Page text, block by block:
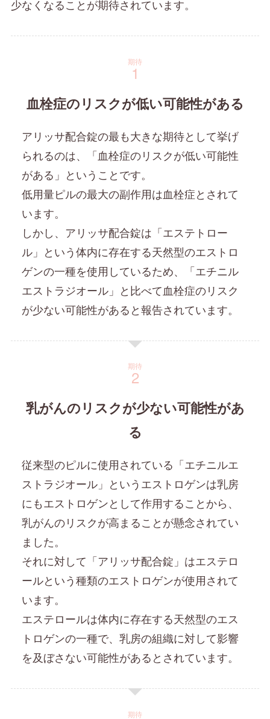
少なくなることが期待されています。
期待
血栓症のリスクが低い可能性がある
アリッサ配合錠の最も大きな期待として挙げ
られるのは、「血栓症のリスクが低い可能性
がある」ということです。
低用量ピルの最大の副作用は血栓症とされて
います。
しかし、アリッサ配合錠は「エステトロー
ル」という体内に存在する天然型のエストロ
ゲンの一種を使用しているため、「エチニル
エストラジオール」と比べて血栓症のリスク
が少ない可能性があると報告されています。
期待
乳がんのリスクが少ない可能性があ
る
従来型のピルに使用されている「エチニルエ
ストラジオール」というエストロゲンは乳房
にもエストロゲンとして作用することから、
乳がんのリスクが高まることが懸念されてい
ました。
それに対して「アリッサ配合錠」はエステロ
ールという種類のエストロゲンが使用されて
います。
エステロールは体内に存在する天然型のエス
トロゲンの一種で、乳房の組織に対して影響
を及ぼさない可能性があるとされています。
期待